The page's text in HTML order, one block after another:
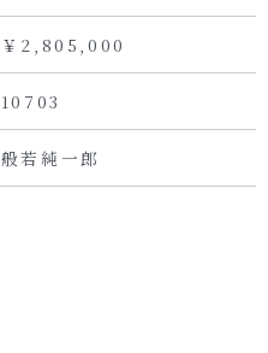
￥2,805,000
10703
般若純一郎